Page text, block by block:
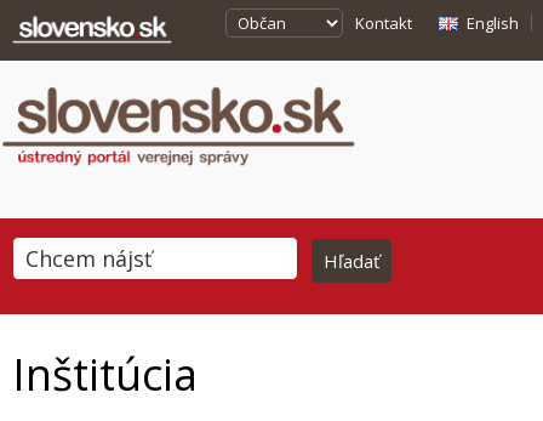
Kontakt English
Inštitúcia